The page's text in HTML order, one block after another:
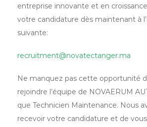
entreprise innovante et en
votre candidature dès maintenant à
suivante:
recruitment@novatectanger.ma
Ne manquez pas cette opportunité
rejoindre l’équipe de NOVAERUM
que Technicien Maintenance. Nous
recevoir votre candidature et de